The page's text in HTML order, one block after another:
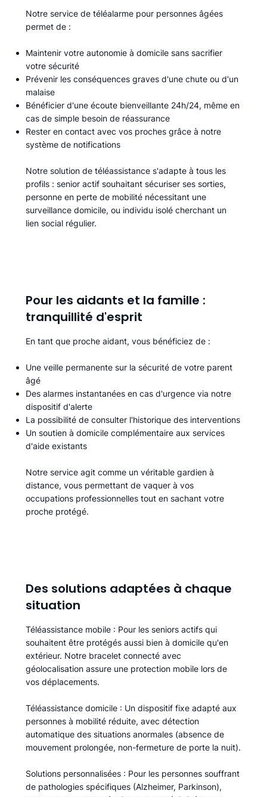
Notre service de téléalarme pour personnes âgées
permet de :​
Maintenir votre autonomie à domicile sans sacrifier
votre sécurité
Prévenir les conséquences graves d'une chute ou d'un
malaise
Bénéficier d'une écoute bienveillante 24h/24, même en
cas de simple besoin de réassurance
Rester en contact avec vos proches grâce à notre
système de notifications
Notre solution de téléassistance s'adapte à tous les
profils : senior actif souhaitant sécuriser ses sorties,
personne en perte de mobilité nécessitant une
surveillance domicile, ou individu isolé cherchant un
lien social régulier.
Pour les aidants et la famille :
tranquillité d'esprit
En tant que proche aidant, vous bénéficiez de :
Une veille permanente sur la sécurité de votre parent
âgé
Des alarmes instantanées en cas d'urgence via notre
dispositif d'alerte
La possibilité de consulter l'historique des interventions
Un soutien à domicile complémentaire aux services
d'aide existants
Notre service agit comme un véritable gardien à
distance, vous permettant de vaquer à vos
occupations professionnelles tout en sachant votre
proche protégé.
Des solutions adaptées à chaque
situation
Téléassistance mobile : Pour les seniors actifs qui
souhaitent être protégés aussi bien à domicile qu'en
extérieur. Notre bracelet connecté avec
géolocalisation assure une protection mobile lors de
vos déplacements.
Téléassistance domicile : Un dispositif fixe adapté aux
personnes à mobilité réduite, avec détection
automatique des situations anormales (absence de
mouvement prolongée, non-fermeture de porte la nuit).
Solutions personnalisées : Pour les personnes souffrant
de pathologies spécifiques (Alzheimer, Parkinson),